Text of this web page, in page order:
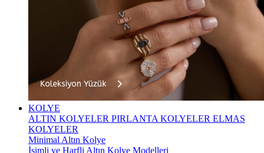
KOLYE
ALTIN KOLYELER PIRLANTA KOLYELER ELMAS
KOLYELER
Minimal Altın Kolye
İsimli ve Harfli Altın Kolye Modelleri